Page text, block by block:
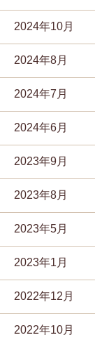
2024年10月
2024年8月
2024年7月
2024年6月
2023年9月
2023年8月
2023年5月
2023年1月
2022年12月
2022年10月